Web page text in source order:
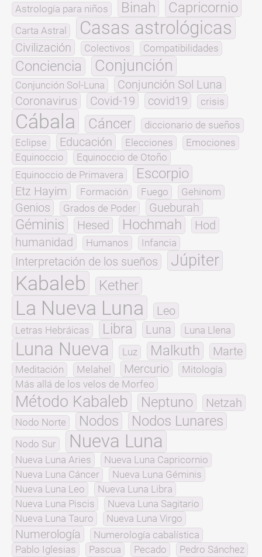
Astrología para niños Binah Capricornio
Carta Astral Casas astrológicas
Civilización Colectivos Compatibilidades
Conciencia Conjunción
Conjunción Sol-Luna
Conjunción Sol Luna
Coronavirus
Covid-19 covid19 crisis
Cábala Cáncer
diccionario de sueños
Eclipse
Educación Elecciones
Emociones
Equinoccio
Equinoccio de Otoño
Equinoccio de Primavera
Escorpio
Etz Hayim Formación Fuego Gehinom
Genios Grados de Poder Gueburah
Géminis Hesed Hochmah
Hod
humanidad
Humanos Infancia
Interpretación de los sueños Júpiter
Kabaleb Kether
La Nueva Luna Leo
Letras Hebráicas Libra Luna Luna Llena
Luna Nueva Luz Malkuth Marte
Meditación Melahel Mercurio
Mitología
Más allá de los velos de Morfeo
Método Kabaleb Neptuno Netzah
Nodo Norte Nodos Nodos Lunares
Nodo Sur Nueva Luna
Nueva Luna Aries
Nueva Luna Capricornio
Nueva Luna Cáncer
Nueva Luna Géminis
Nueva Luna Leo
Nueva Luna Libra
Nueva Luna Piscis
Nueva Luna Sagitario
Nueva Luna Tauro
Nueva Luna Virgo
Numerología
Numerología cabalística
Pablo Iglesias
Pascua Pecado
Pedro Sánchez